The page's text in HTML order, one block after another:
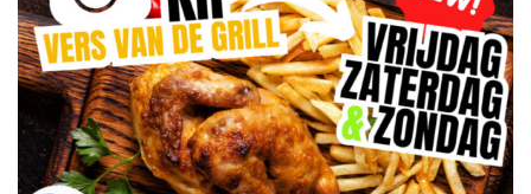
Eten
Drinken
Slapen
Recreatief
Winkels